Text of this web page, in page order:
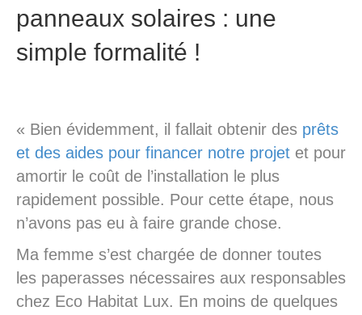
panneaux solaires : une
simple formalité !
« Bien évidemment, il fallait obtenir des prêts
et des aides pour financer notre projet et pour
amortir le coût de l’installation le plus
rapidement possible. Pour cette étape, nous
n’avons pas eu à faire grande chose.
Ma femme s’est chargée de donner toutes
les paperasses nécessaires aux responsables
chez Eco Habitat Lux. En moins de quelques